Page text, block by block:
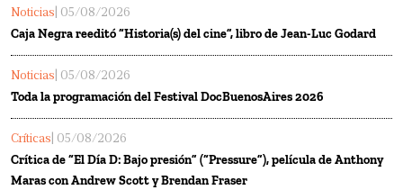
Noticias | 05/08/2026
Caja Negra reeditó “Historia(s) del cine”, libro de Jean-Luc Godard
Noticias | 05/08/2026
Toda la programación del Festival DocBuenosAires 2026
Críticas | 05/08/2026
Crítica de “El Día D: Bajo presión” (“Pressure”), película de Anthony
Maras con Andrew Scott y Brendan Fraser